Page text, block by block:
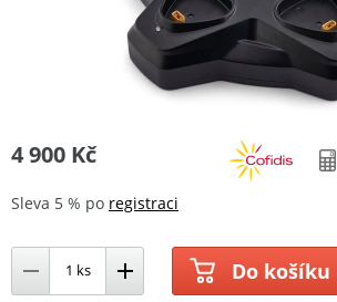
4 900 Kč
Sleva 5 % po registraci
Do košíku